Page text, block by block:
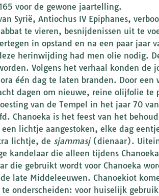
voor de gewone jaartelling.
Syrië, Antiochus IV Epiphanes,
te vieren, besnijdenissen uit te
in opstand en na een paar jaar
herinwijding had men olie nodig.
Volgens het verhaal konden de
één dag te laten branden. Door
dagen om nieuwe, reine olijfolie te
van de Tempel in het jaar 70
Chanoeka is het feest van het
lichtje aangestoken, elke dag
lichtje, de sjammasj(dienaar).
kandelaar die alleen tijdens
die gebruikt wordt voor Chanoeka
late Middeleeuwen. Chanoekiot
onderscheiden: voor huiselijk